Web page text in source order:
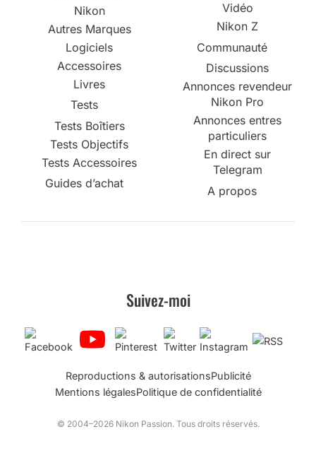
Nikon
Autres Marques
Logiciels
Accessoires
Livres
Tests
Tests Boîtiers
Tests Objectifs
Tests Accessoires
Guides d’achat
Vidéo
Nikon Z
Communauté
Discussions
Annonces revendeur
Nikon Pro
Annonces entres
particuliers
En direct sur
Telegram
A propos
Suivez-moi
Reproductions & autorisationsPublicité
Mentions légalesPolitique de confidentialité
© 2004–2026 Nikon Passion. Tous droits réservés.